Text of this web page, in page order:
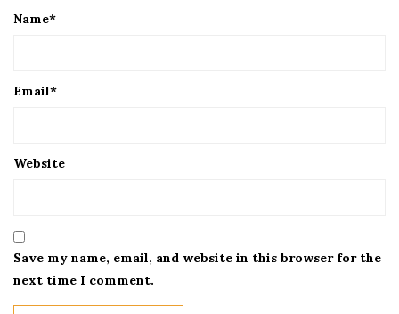
Name*
Email*
Website
Save my name, email, and website in this browser for the
next time I comment.